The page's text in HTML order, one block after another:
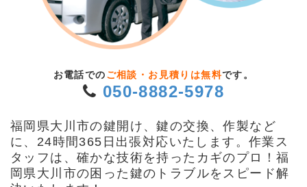
お電話での ご相談・お見積りは無料です。
050-8882-5978
福岡県大川市の鍵開け、鍵の交換、作製など
に、24時間365日出張対応いたします。作業ス
タッフは、確かな技術を持ったカギのプロ！福
岡県大川市の困った鍵のトラブルをスピード解